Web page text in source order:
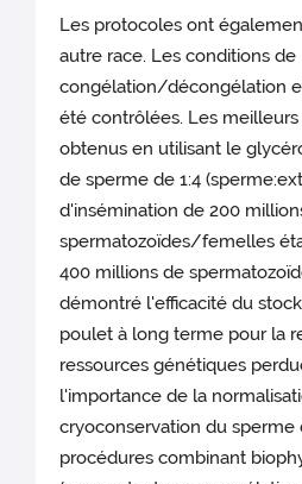
Les protocoles ont
autre race. Les conditions de
congélation/décongélation
été contrôlées. Les
obtenus en utilisant le
de sperme de 1:4
d'insémination de 200
spermatozoïdes/femelles
400 millions de
démontré l'efficacité du
poulet à long terme pour la
ressources génétiques
l'importance de la
cryoconservation du
procédures combinant